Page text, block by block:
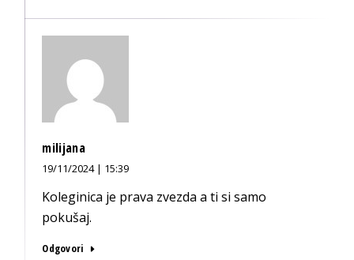
milijana
19/11/2024 | 15:39
Koleginica je prava zvezda a ti si samo
pokušaj.
Odgovori